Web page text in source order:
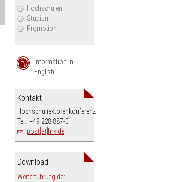
Hochschulen
Studium
Promotion
Information in
English
Kontakt
Hochschulrektorenkonferenz
Tel.: +49 228 887-0
post[at]hrk.de
Download
Weiterführung der